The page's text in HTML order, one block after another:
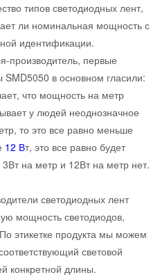
типов светодиодных лент,
ли номинальная мощность с
идентификации.
производитель, первые
SMD5050 в основном гласили:
что мощность на метр
у людей неоднозначное
то это все равно меньше
12 Вт, это все равно будет
на метр и 12Вт на метр нет.
светодиодных лент
мощность светодиодов,
этикетке продукта мы можем
световой
конкретной длины.